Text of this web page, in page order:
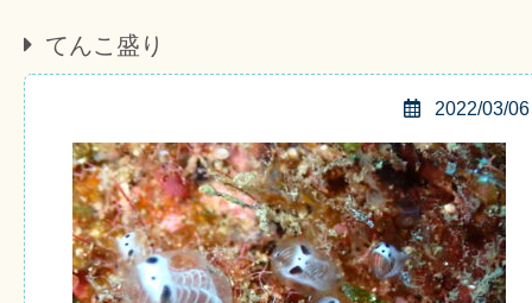
てんこ盛り
2022/03/06